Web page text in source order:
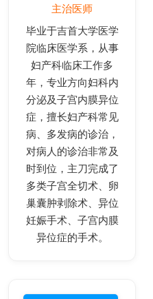
主治医师
毕业于吉首大学医学
院临床医学系，从事
妇产科临床工作多
年，专业方向妇科内
分泌及子宫内膜异位
症，擅长妇产科常见
病、多发病的诊治，
对病人的诊治非常及
时到位，主刀完成了
多类子宫全切术、卵
巢囊肿剥除术、异位
妊娠手术、子宫内膜
异位症的手术。